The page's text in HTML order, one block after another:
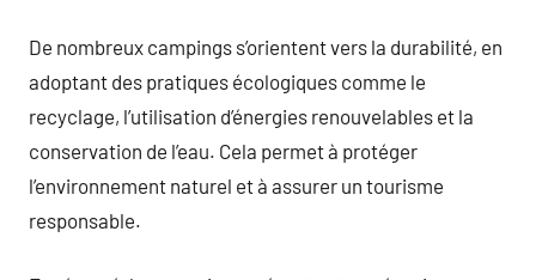
De nombreux campings s’orientent vers la durabilité, en
adoptant des pratiques écologiques comme le
recyclage, l’utilisation d’énergies renouvelables et la
conservation de l’eau. Cela permet à protéger
l’environnement naturel et à assurer un tourisme
responsable.